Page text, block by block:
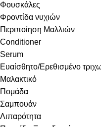
Φουσκάλες
Φροντίδα νυχιών
Περιποίηση Μαλλιών
Conditioner
Serum
Ευαίσθητο/Ερεθισμένο
Μαλακτικό
Πομάδα
Σαμπουάν
Λιπαρότητα